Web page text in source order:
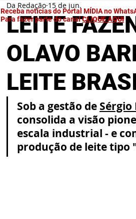
LEITE
OLAVO
LEITE
Da Redação 15 de jun.
Sob a gestão de Sérgio
consolida a visão
escala industrial - e
produção de leite tipo
Receba notícias do Portal MÍDIA no
Para fazer parte do canalCLIQUE AQUI